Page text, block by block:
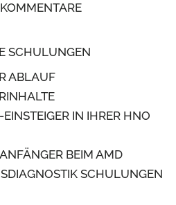
SCHULUNGEN
ABLAUF
EINSTEIGER IN IHRER HNO
BEIM AMD
SCHULUNGEN